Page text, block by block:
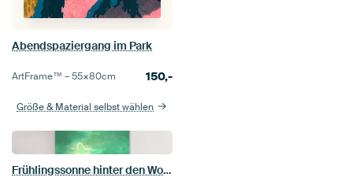
Abendspaziergang im Park
ArtFrame™ –55×80cm 150,-
Größe & Material selbst wählen
Frühlingssonne hinter den Wolken